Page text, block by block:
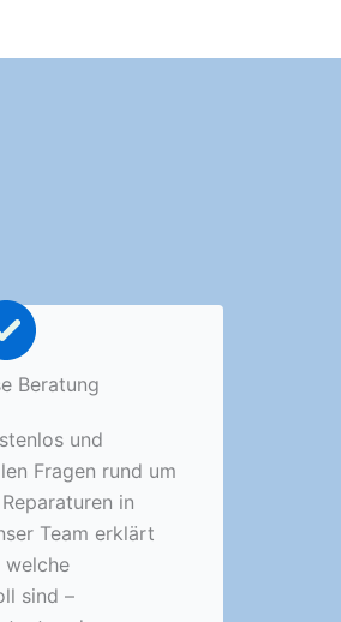
Beratung
und
Fragen rund um
in
Team erklärt
welche
sind –